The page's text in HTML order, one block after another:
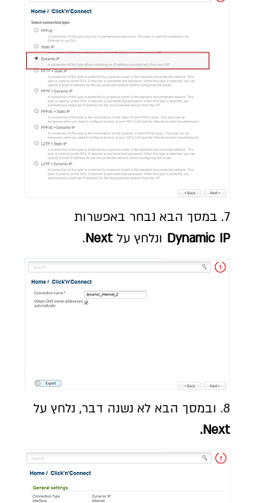
7. במסך הבא נבחר באפשרות
Dynamic IP ונלחץ עלNext
.
8. ובמסך הבא לא נשנה דבר, נלחץ על
Next.